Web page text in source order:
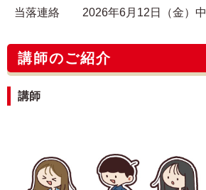
当落連絡 2026年6月12日（金）中
講師のご紹介
講師